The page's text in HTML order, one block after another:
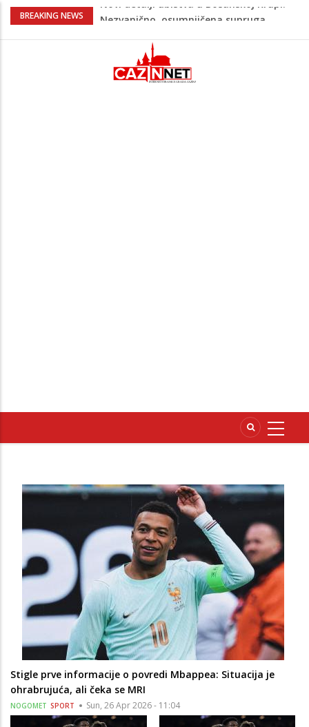
BREAKING NEWS
Na Ahiret preselila Bešić (rođ. Blažević)
Na Ahiret preselio ŠUPUK (Refik) ŠEFIK
Evo koje države su zasad za, a koje
protiv Infantina na izborima: Srbija i
Stigle prve informacije o povredi Mbappea: Situacija je
ohrabrujuća, ali čeka se MRI
NOGOMET SPORT Sun, 26 Apr 2026 - 11:04